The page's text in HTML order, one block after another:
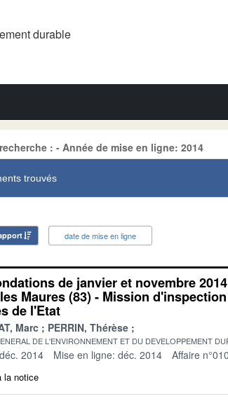
durable
: - Année de mise en ligne: 2014
trouvés
date de mise en ligne
de janvier et novembre
Maures (83) - Mission
de l'Etat
Marc PERRIN, Thérèse
DE L'ENVIRONNEMENT ET DU DEVELOPPEMENT
2014 Mise en ligne: déc. 2014 Affaire
la notice